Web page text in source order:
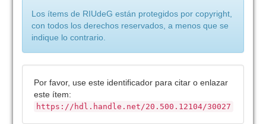
Los ítems de RIUdeG están protegidos por copyright,
con todos los derechos reservados, a menos que se
indique lo contrario.
Por favor, use este identificador para citar o enlazar
este ítem:
https://hdl.handle.net/20.500.12104/30027